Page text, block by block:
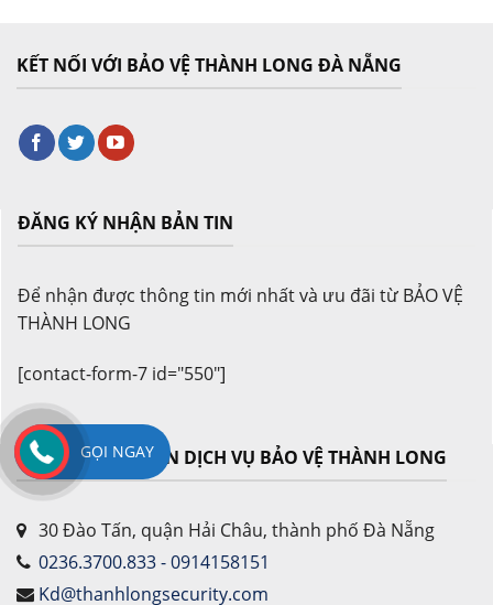
KẾT NỐI VỚI BẢO VỆ THÀNH LONG ĐÀ NẴNG
ĐĂNG KÝ NHẬN BẢN TIN
Để nhận được thông tin mới nhất và ưu đãi từ BẢO VỆ
THÀNH LONG
[contact-form-7 id="550"]
CÔNG TY CỔ PHẦN DỊCH VỤ BẢO VỆ THÀNH LONG
30 Đào Tấn, quận Hải Châu, thành phố Đà Nẵng
0236.3700.833 - 0914158151
Kd@thanhlongsecurity.com
GỌI NGAY